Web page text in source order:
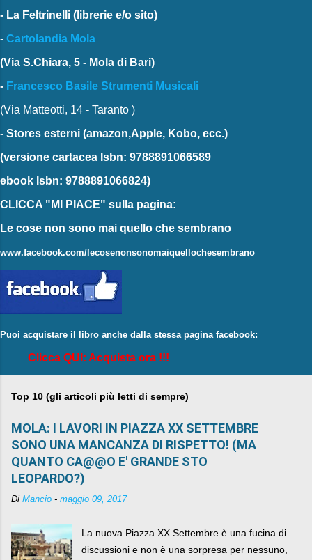
- La Feltrinelli (librerie e/o sito)
- Cartolandia Mola
(Via S.Chiara, 5 - Mola di Bari)
- Francesco Basile Strumenti Musicali
(Via Matteotti, 14 - Taranto )
- Stores esterni (amazon,Apple, Kobo, ecc.)
(versione cartacea Isbn: 9788891066589
ebook Isbn: 9788891066824)
CLICCA "MI PIACE" sulla pagina:
Le cose non sono mai quello che sembrano
www.facebook.com/lecosenonsonomaiquellochesembrano
Puoi acquistare il libro anche dalla stessa pagina facebook:
Clicca QUI: Acquista ora !!!
Top 10 (gli articoli più letti di sempre)
MOLA: I LAVORI IN PIAZZA XX SETTEMBRE
SONO UNA MANCANZA DI RISPETTO! (MA
QUANTO CA@@O E' GRANDE STO
LEOPARDO?)
Di Mancio - maggio 09, 2017
La nuova Piazza XX Settembre è una fucina di
discussioni e non è una sorpresa per nessuno,